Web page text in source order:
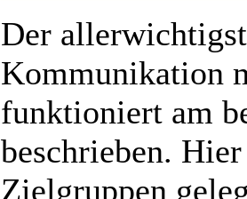
Der
Kommunikation
funktioniert am
beschrieben.
Zielgruppen